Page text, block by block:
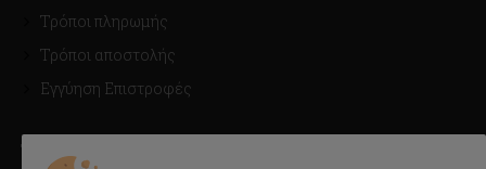
Τρόποι πληρωμής
Τρόποι αποστολής
Εγγύηση Επιστροφές
ΤΡΟΠΟΙ ΑΠΟΣΤΟΛΗΣ